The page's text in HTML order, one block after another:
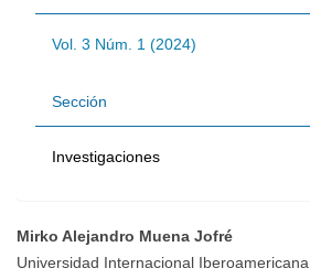
Vol. 3 Núm. 1 (2024)
Sección
Investigaciones
Contenido
Mirko Alejandro Muena Jofré
Universidad Internacional Iberoamericana